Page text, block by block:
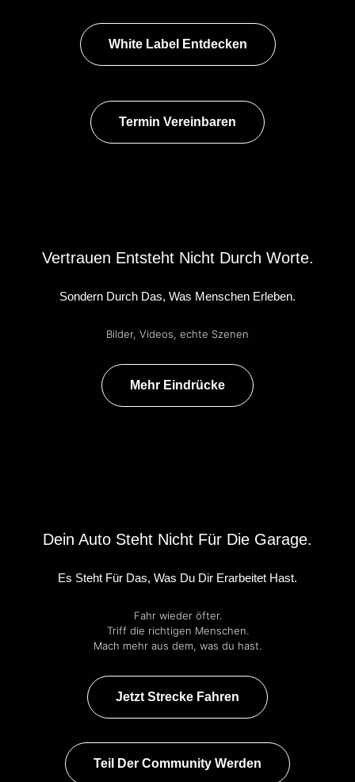
White Label Entdecken
Termin Vereinbaren
Vertrauen Entsteht Nicht Durch Worte.
Sondern Durch Das, Was Menschen Erleben.
Bilder, Videos, echte Szenen
Mehr Eindrücke
Dein Auto Steht Nicht Für Die Garage.
Es Steht Für Das, Was Du Dir Erarbeitet Hast.
Fahr wieder öfter.
Triff die richtigen Menschen.
Mach mehr aus dem, was du hast.
Jetzt Strecke Fahren
Teil Der Community Werden